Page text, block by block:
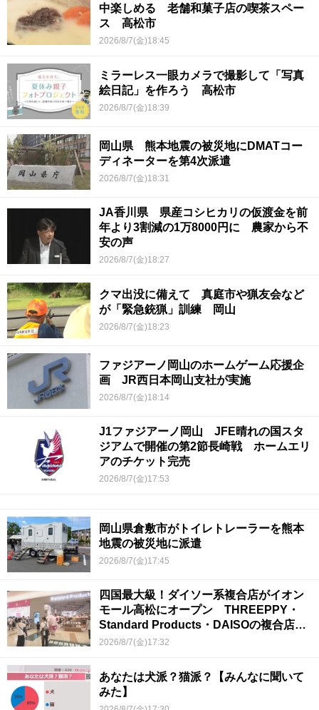
中楽しめる 老舗和菓子店の喫茶スペー
ス 高松市
2026/8/7(金)18:45
ミラーレス一眼カメラで撮影して「写真
絵日記」を作ろう 高松市
2026/8/7(金)18:39
岡山県 熊本地震の被災地にDMATコー
ディネーターを第4次派遣
2026/8/7(金)18:31
JA香川県 県産コシヒカリの仮渡金を前
年より3割減の1万8000円に 農家から不
安の声
2026/8/7(金)18:27
クマ出没に備えて 真庭市や猟友会など
が「緊急銃猟」訓練 岡山
2026/8/7(金)18:23
ファジアーノ岡山のホームゲーム応援企
画 JR西日本岡山支社が実施
2026/8/7(金)18:14
J1ファジアーノ岡山 JFE晴れの国スタ
ジアムで開催の第2節長崎戦 ホームエリ
アのチケット完売
2026/8/7(金)17:53
岡山県倉敷市がトイレトレーラーを熊本
地震の被災地に派遣
2026/8/7(金)17:45
四国最大級！ダイソー系複合店がイオン
モール高松にオープン THREEPPY・
Standard Products・DAISOの複合店は
香川県初
2026/8/7(金)17:32
あなたは犬派？猫派？【みんなに聞いて
みた】